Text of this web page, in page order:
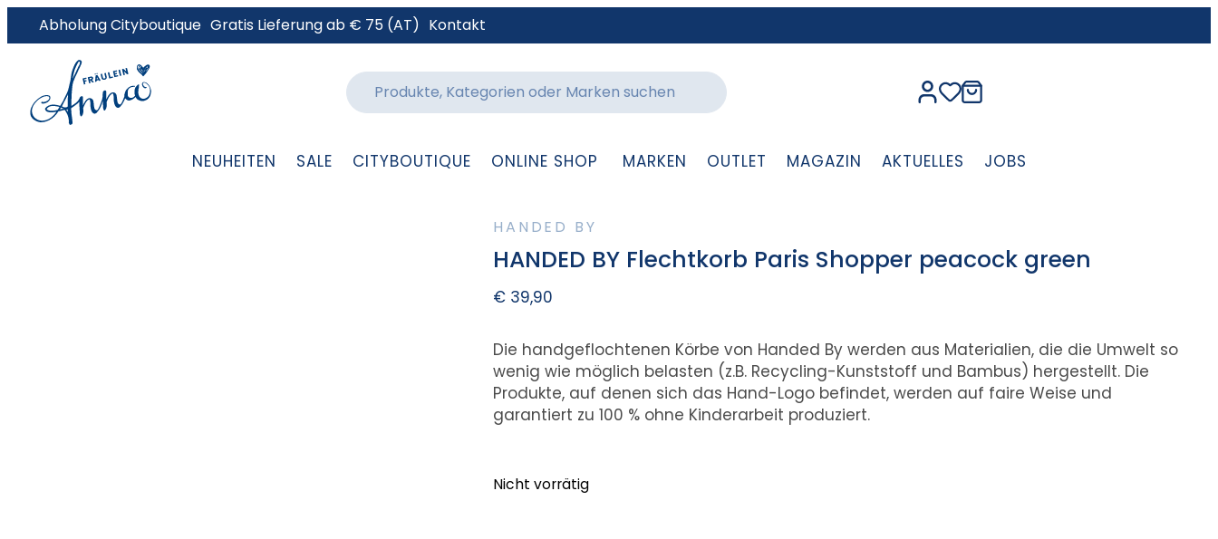
Abholung Cityboutique Gratis Lieferung ab € 75 (AT) Kontakt
NEUHEITEN SALE CITYBOUTIQUE ONLINE SHOP MARKEN OUTLET MAGAZIN AKTUELLES JOBS
HANDED BY
HANDED BY Flechtkorb Paris Shopper peacock green
€ 39,90
Die handgeflochtenen Körbe von Handed By werden aus Materialien, die die Umwelt so
wenig wie möglich belasten (z.B. Recycling-Kunststoff und Bambus) hergestellt. Die
Produkte, auf denen sich das Hand-Logo befindet, werden auf faire Weise und
garantiert zu 100 % ohne Kinderarbeit produziert.
Nicht vorrätig